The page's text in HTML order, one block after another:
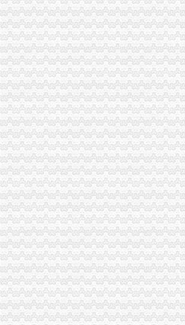
北碚局重庆代办营业执照利用周末化业务培训
永川局严把“六关”渝中区代办公司加安全生产工作
江津工商局开展执法“三重视”重庆代办公司活动
渝北局渝中区代办营业执照建好三个平台认真贯彻《
双桥局重庆代办公司积宣十项便民服务措施
垫江局渝中区代办公司五项措施化高危行业监管
南川个协积引导会员脱贫致富
经开区局净化节前食品市重庆代办公司场
武隆局春节旅游金周市渝中区工商代办场整启动
梁平局渝中区代办营业执照梁山一工商所个协拥优属
江津局采取四项措施加春节市重庆代办营业执照场监
武隆局造“法制型”重庆代办公司工商培训先行
奉节局渝中区工商代办新年工作开局良好
经开园分局渝中区代办营业执照加烟花竹管理
高新园分局渝中区工商代办面向召开工商工作会议
涪陵局村级“两站”重庆代办营业执照工作取得良好成
潼南局渝中区工商代办大力深化走近企业活动
忠县局“五定方案”重庆代办营业执照力保“3.30”任务
云局渝中区代办公司举行合同格式条款监管培训
市渝中区工商代办局朝东局长率队看望问离退休老同
渝北局渝中区工商代办五条措施加烟花竹监管
梁平局提出2006年服务地方经济“五点”渝中区代办公
蓝海专员视察长寿局渝中区代办公司风廉政建设工作
合川局重庆代办营业执照坚持制度管事制度管人狠抓
武隆局五大措施加种子市渝中区代办营业执照场监管